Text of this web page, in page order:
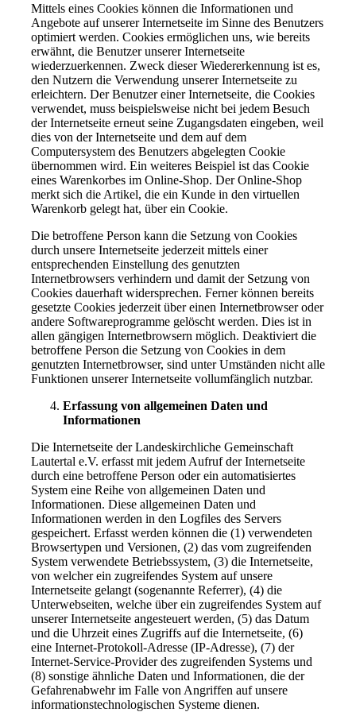
Mittels eines Cookies können die Informationen und
Angebote auf unserer Internetseite im Sinne des Benutzers
optimiert werden. Cookies ermöglichen uns, wie bereits
erwähnt, die Benutzer unserer Internetseite
wiederzuerkennen. Zweck dieser Wiedererkennung ist es,
den Nutzern die Verwendung unserer Internetseite zu
erleichtern. Der Benutzer einer Internetseite, die Cookies
verwendet, muss beispielsweise nicht bei jedem Besuch
der Internetseite erneut seine Zugangsdaten eingeben, weil
dies von der Internetseite und dem auf dem
Computersystem des Benutzers abgelegten Cookie
übernommen wird. Ein weiteres Beispiel ist das Cookie
eines Warenkorbes im Online-Shop. Der Online-Shop
merkt sich die Artikel, die ein Kunde in den virtuellen
Warenkorb gelegt hat, über ein Cookie.
Die betroffene Person kann die Setzung von Cookies
durch unsere Internetseite jederzeit mittels einer
entsprechenden Einstellung des genutzten
Internetbrowsers verhindern und damit der Setzung von
Cookies dauerhaft widersprechen. Ferner können bereits
gesetzte Cookies jederzeit über einen Internetbrowser oder
andere Softwareprogramme gelöscht werden. Dies ist in
allen gängigen Internetbrowsern möglich. Deaktiviert die
betroffene Person die Setzung von Cookies in dem
genutzten Internetbrowser, sind unter Umständen nicht alle
Funktionen unserer Internetseite vollumfänglich nutzbar.
Erfassung von allgemeinen Daten und
Informationen
Die Internetseite der Landeskirchliche Gemeinschaft
Lautertal e.V. erfasst mit jedem Aufruf der Internetseite
durch eine betroffene Person oder ein automatisiertes
System eine Reihe von allgemeinen Daten und
Informationen. Diese allgemeinen Daten und
Informationen werden in den Logfiles des Servers
gespeichert. Erfasst werden können die (1) verwendeten
Browsertypen und Versionen, (2) das vom zugreifenden
System verwendete Betriebssystem, (3) die Internetseite,
von welcher ein zugreifendes System auf unsere
Internetseite gelangt (sogenannte Referrer), (4) die
Unterwebseiten, welche über ein zugreifendes System auf
unserer Internetseite angesteuert werden, (5) das Datum
und die Uhrzeit eines Zugriffs auf die Internetseite, (6)
eine Internet-Protokoll-Adresse (IP-Adresse), (7) der
Internet-Service-Provider des zugreifenden Systems und
(8) sonstige ähnliche Daten und Informationen, die der
Gefahrenabwehr im Falle von Angriffen auf unsere
informationstechnologischen Systeme dienen.